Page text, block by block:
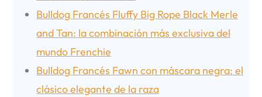
Bulldog Francés Fluffy Big Rope Black Merle
and Tan: la combinación más exclusiva del
mundo Frenchie
Bulldog Francés Fawn con máscara negra: el
clásico elegante de la raza